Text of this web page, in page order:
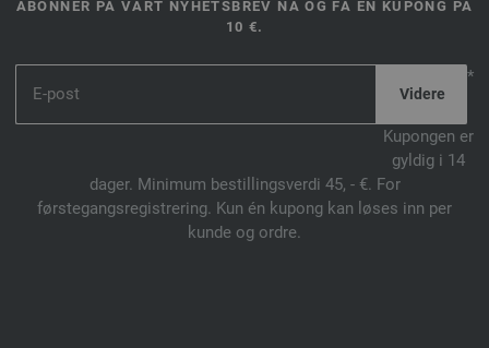
ABONNER PÅ VÅRT NYHETSBREV NÅ OG FÅ EN KUPONG PÅ
10 €.
*
Kupongen er
gyldig i 14
dager. Minimum bestillingsverdi 45, - €. For
førstegangsregistrering. Kun én kupong kan løses inn per
kunde og ordre.